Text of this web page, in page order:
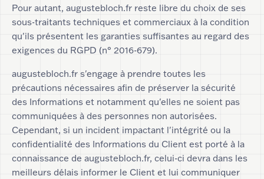
Pour autant, augustebloch.fr reste libre du choix de ses
sous-traitants techniques et commerciaux à la condition
qu'ils présentent les garanties suffisantes au regard des
exigences du RGPD (n° 2016-679).
augustebloch.fr s'engage à prendre toutes les
précautions nécessaires afin de préserver la sécurité
des Informations et notamment qu'elles ne soient pas
communiquées à des personnes non autorisées.
Cependant, si un incident impactant l'intégrité ou la
confidentialité des Informations du Client est porté à la
connaissance de augustebloch.fr, celui-ci devra dans les
meilleurs délais informer le Client et lui communiquer